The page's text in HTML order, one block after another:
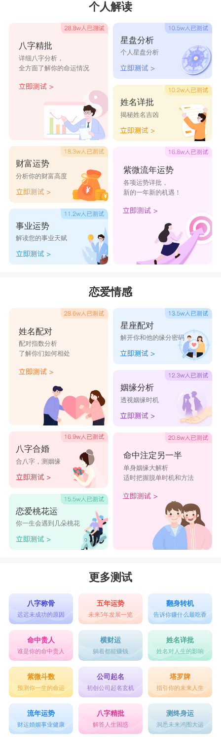
你：“对我而言，你是无可代替的，因为你是独一
射手座
射手是自由的化身，可以跟他们说：“跟你在
摩羯座
摩羯的性格严谨内敛，在沉默中固执己见，你
可以这样子跟他们表达：“只有你能给我幸福，这
个世上没有比跟你在一起更幸福的事了”。
水瓶座
瓶子是个性格特点是与众不同的，因此你只要
告诉瓶子：“你就是我一直在追寻的那个人”，他们
会明白你的意思的。
双鱼座
跟他们传递你的爱意，可以告诉双鱼“让我们试着
成为这个世界最幸运的一对”。
星座乐原创文章，转载需注明出处
个人解读
八字精批
详细八字分析，
全方面了解你的命运情况
财富运势
分析你的财富高度
事业运势
解读您的事业天赋
星盘分析
个人星盘分析
姓名详批
揭秘姓名吉凶
紫微流年运势
各项运势详批，
新的一年新的机遇！
恋爱情感
姓名配对
配对指数分析
了解你们如何相处
八字合婚
合八字，测姻缘
恋爱桃花运
你一生会遇到几朵桃花
星座配对
解开你和他的缘分密码
姻缘分析
透视姻缘时机
命中注定另一半
单身姻缘大解析
适时把握脱单时机和方法
更多测试
八字称骨
迟迟未成功的原因
五年运势
未来5年发展一览
翻身转机
告诉你赚什么最吃香
命中贵人
谁是你的命中贵人
横财运
躺着都能赚钱
姓名详批
姓名对人生的影响
紫微斗数
预测你一生的命运
公司起名
初创公司起名玄机
塔罗牌
指引你的未来人生
流年运势
财运婚姻事业健康
八字精批
解答人生困惑
测终身运
洞悉未来鸿图大运